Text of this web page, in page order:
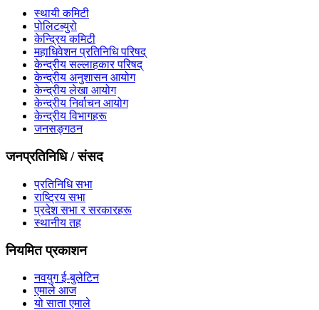
स्थायी कमिटी
पोलिटब्युरो
केन्द्रिय कमिटी
महाधिवेशन प्रतिनिधि परिषद्
केन्द्रीय सल्लाहकार परिषद्
केन्द्रीय अनुशासन आयोग
केन्द्रीय लेखा आयोग
केन्द्रीय निर्वाचन आयोग
केन्द्रीय विभागहरू
जनसङ्गठन
जनप्रतिनिधि / संसद
प्रतिनिधि सभा
राष्ट्रिय सभा
प्रदेश सभा र सरकारहरू
स्थानीय तह
नियमित प्रकाशन
नवयुग ई-बुलेटिन
एमाले आज
यो साता एमाले